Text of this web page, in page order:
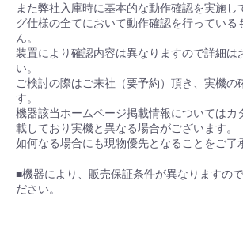
また弊社入庫時に基本的な動作確認を実施し
グ仕様の全てにおいて動作確認を行っている
ん。
装置により確認内容は異なりますので詳細は
い。
ご検討の際はご来社（要予約）頂き、実機の
す。
機器該当ホームページ掲載情報についてはカ
載しており実機と異なる場合がございます。
如何なる場合にも現物優先となることをご了
■機器により、販売保証条件が異なりますの
ださい。